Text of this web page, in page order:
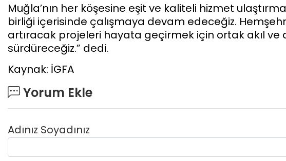
Muğla’nın her köşesine eşit ve kaliteli hizmet
birliği içerisinde çalışmaya devam edeceğiz.
artıracak projeleri hayata geçirmek için ortak akıl ve
sürdüreceğiz.” dedi.
Kaynak: İGFA
Yorum Ekle
Adınız Soyadınız